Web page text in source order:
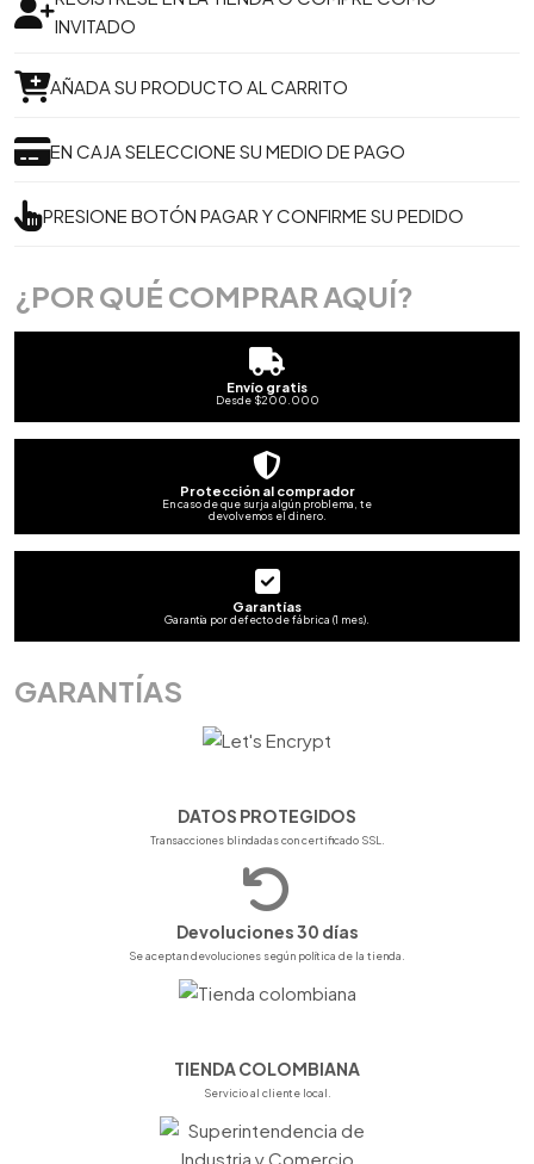
INVITADO
AÑADA SU PRODUCTO AL CARRITO
EN CAJA SELECCIONE SU MEDIO DE PAGO
PRESIONE BOTÓN PAGAR Y CONFIRME SU PEDIDO
¿POR QUÉ COMPRAR AQUÍ?
Envío gratis
Desde $200.000
Protección al comprador
En caso de que surja algún problema, te
devolvemos el dinero.
Garantías
Garantía por defecto de fábrica (1 mes).
GARANTÍAS
DATOS PROTEGIDOS
Transacciones blindadas con certificado SSL.
Devoluciones 30 días
Se aceptan devoluciones según política de la tienda.
TIENDA COLOMBIANA
Servicio al cliente local.